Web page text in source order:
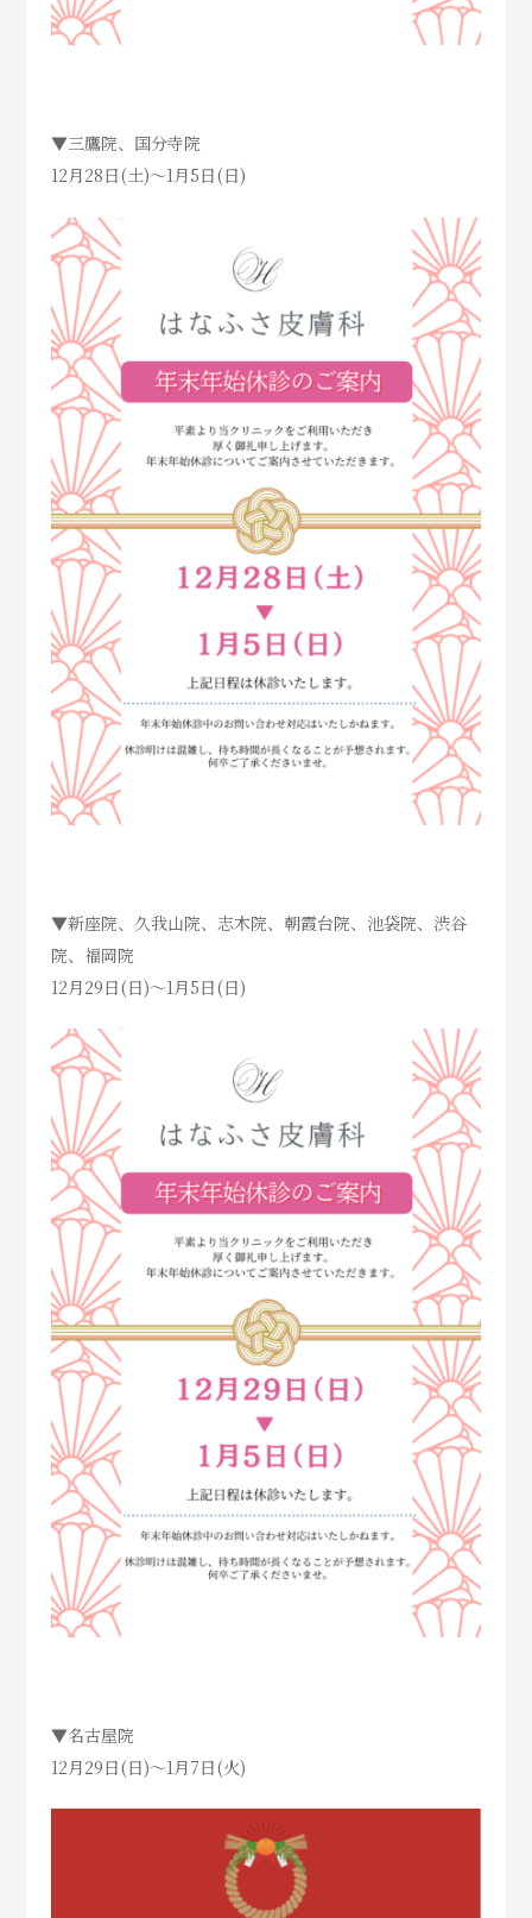
▼三鷹院、国分寺院
12月28日(土)～1月5日(日)
▼新座院、久我山院、志木院、朝霞台院、池袋院、渋谷
院、福岡院
12月29日(日)～1月5日(日)
▼名古屋院
12月29日(日)～1月7日(火)